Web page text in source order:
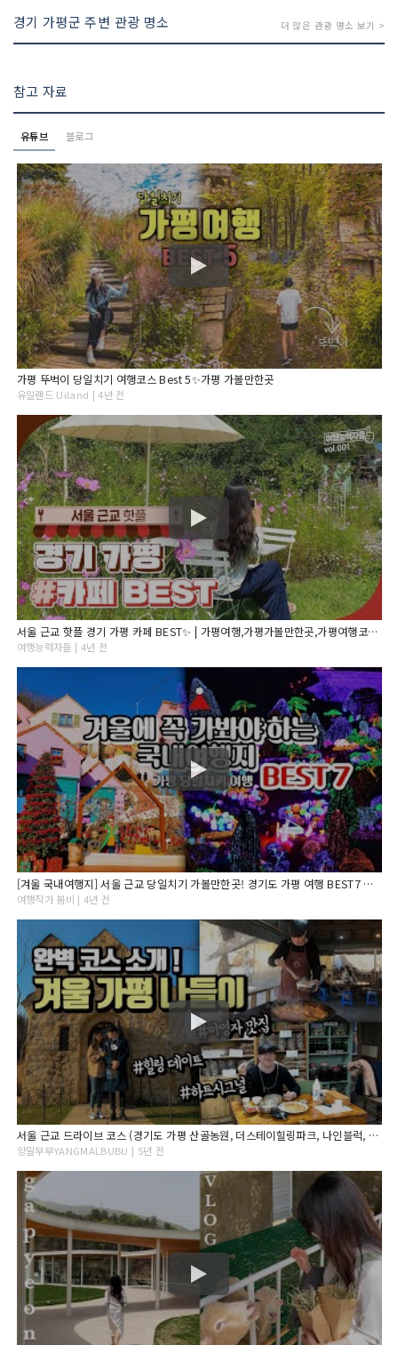
경기 가평군 주변 관광 명소 더 많은 관광 명소 보기 >
참고 자료
유튜브 블로그
가평 뚜벅이 당일치기 여행코스 Best 5✨가평 가볼만한곳
유일랜드 Uiland | 4년 전
서울 근교 핫플 경기 가평 카페 BEST✨ | 가평여행,가평가볼만한곳,가평여행코스,경기도가볼만한곳, 서울근교가볼만한곳,가평카페,서울근교드라이브,서울근교카페,경기도카페,가평데이트
여행능력자들 | 4년 전
[겨울 국내여행지] 서울 근교 당일치기 가볼만한곳! 경기도 가평 여행 BEST7 아침고요수목원/오색별빛정원전
여행작가 봄비 | 4년 전
서울 근교 드라이브 코스 (경기도 가평 산골농원, 더스테이힐링파크, 나인블럭, 선어치고개집)
양말부부YANGMALBUBU | 5년 전